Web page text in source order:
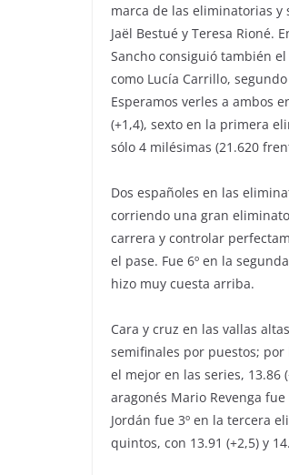
marca de las eliminatorias
Jaël Bestué y Teresa Rioné.
Sancho consiguió también
como Lucía Carrillo,
Esperamos verles a ambos
(+1,4), sexto en la primera
sólo 4 milésimas (21.620
Dos españoles en las
corriendo una gran
carrera y controlar
el pase. Fue 6º en la
hizo muy cuesta arriba.
Cara y cruz en las vallas
semifinales por puestos;
el mejor en las series, 13.86
aragonés Mario Revenga
Jordán fue 3º en la tercera
quintos, con 13.91 (+2,5) y